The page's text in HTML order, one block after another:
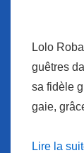
Lolo
guêtres
sa fidèle
gaie,
Lire la